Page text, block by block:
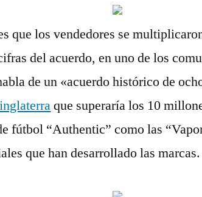
que los vendedores se
del acuerdo, en uno de los
de un «acuerdo histórico de
que superaría los 10
fútbol “Authentic” como las
que han desarrollado las marcas.